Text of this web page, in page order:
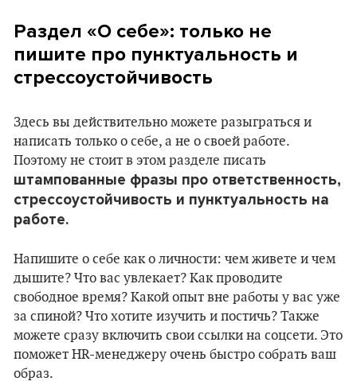
Раздел «О себе»: только не
пишите про пунктуальность и
стрессоустойчивость
Здесь вы действительно можете разыграться и
написать только о себе, а не о своей работе.
Поэтому не стоит в этом разделе писать
штампованные фразы про ответственность,
стрессоустойчивость и пунктуальность на
работе.
Напишите о себе как о личности: чем живете и чем
дышите? Что вас увлекает? Как проводите
свободное время? Какой опыт вне работы у вас уже
за спиной? Что хотите изучить и постичь? Также
можете сразу включить свои ссылки на соцсети. Это
поможет HR-менеджеру очень быстро собрать ваш
образ.